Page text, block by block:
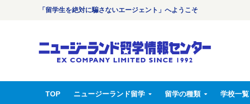
「留学生を絶対に騙さないエージェント」へようこそ
TOP ニュージーランド留学 留学の種類 学校一覧